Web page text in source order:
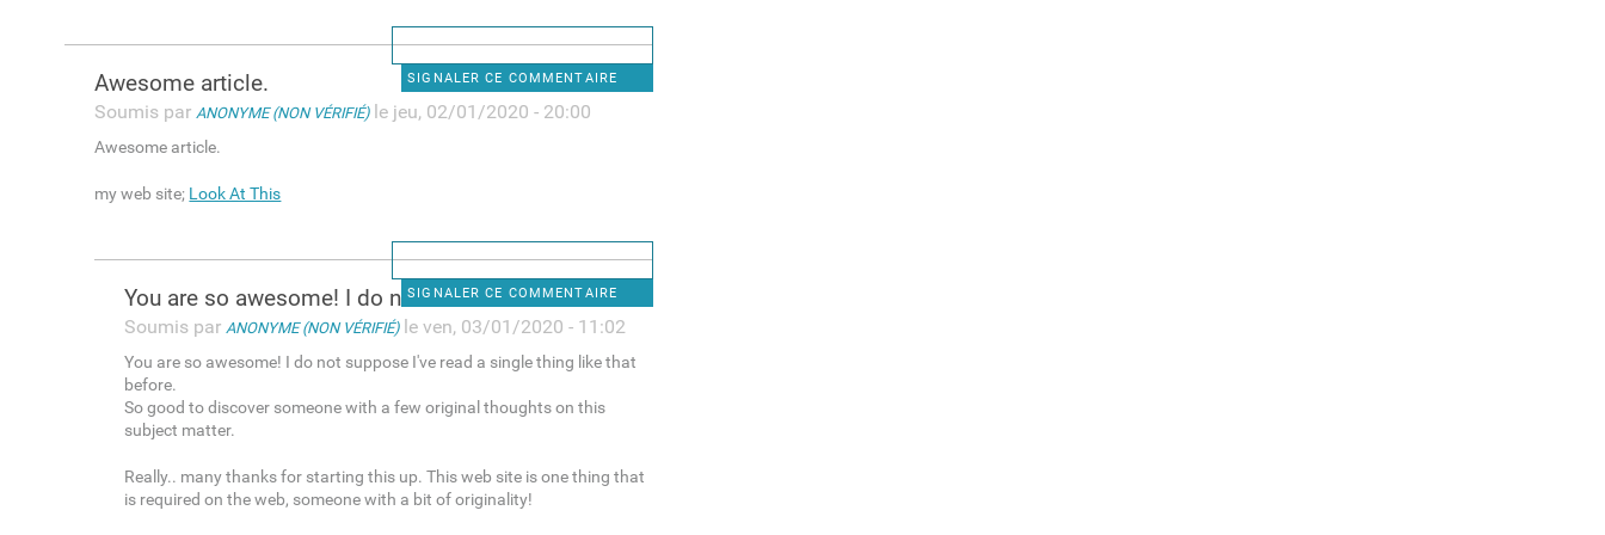
SIGNALER CE COMMENTAIRE
Awesome article.
Soumis parANONYME (NON VÉRIFIÉ)le jeu, 02/01/2020 - 20:00
Awesome article.
my web site; Look At This
SIGNALER CE COMMENTAIRE
You are so awesome! I do not
Soumis parANONYME (NON VÉRIFIÉ)le ven, 03/01/2020 - 11:02
You are so awesome! I do not suppose I've read a single thing like that
before.
So good to discover someone with a few original thoughts on this
subject matter.
Really.. many thanks for starting this up. This web site is one thing that
is required on the web, someone with a bit of originality!